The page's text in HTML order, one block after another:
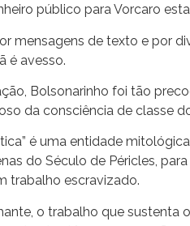
público para Vorcaro
mensagens de texto e por
é avesso.
Bolsonarinho foi tão
da consciência de classe
é uma entidade
do Século de Péricles,
trabalho escravizado.
o trabalho que sustenta